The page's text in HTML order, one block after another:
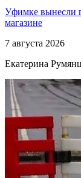
Уфимке вынесли
магазине
7 августа 2026
Екатерина